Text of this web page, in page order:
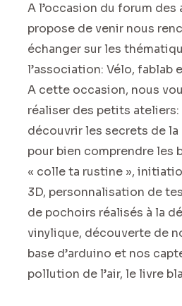
A l’occasion du forum des
propose de venir nous
échanger sur les
l’association: Vélo, fablab
A cette occasion, nous
réaliser des petits ateliers:
découvrir les secrets de
pour bien comprendre les
« colle ta rustine »,
3D, personnalisation de
de pochoirs réalisés à la
vinylique, découverte de
base d’arduino et nos
pollution de l’air, le livre